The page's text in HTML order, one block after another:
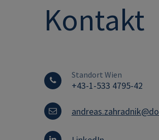
Kontakt
Standort Wien
+43-1-533 4795-42